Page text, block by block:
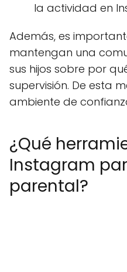
la actividad en
Además, es
mantengan una
sus hijos sobre por
supervisión. De esta
ambiente de
¿Qué
Instagram
parental?